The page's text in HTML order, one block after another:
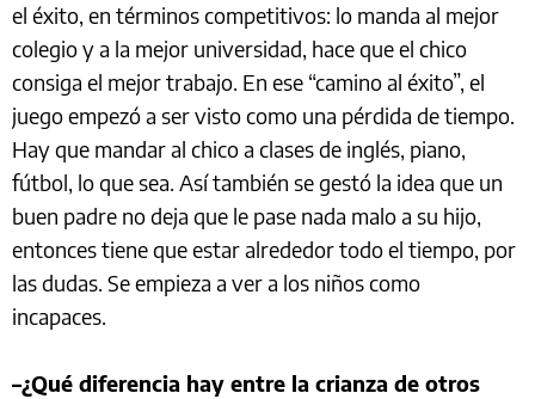
el éxito, en términos competitivos: lo manda al mejor
colegio y a la mejor universidad, hace que el chico
consiga el mejor trabajo. En ese “camino al éxito”, el
juego empezó a ser visto como una pérdida de tiempo.
Hay que mandar al chico a clases de inglés, piano,
fútbol, lo que sea. Así también se gestó la idea que un
buen padre no deja que le pase nada malo a su hijo,
entonces tiene que estar alrededor todo el tiempo, por
las dudas. Se empieza a ver a los niños como
incapaces.
–¿Qué diferencia hay entre la crianza de otros